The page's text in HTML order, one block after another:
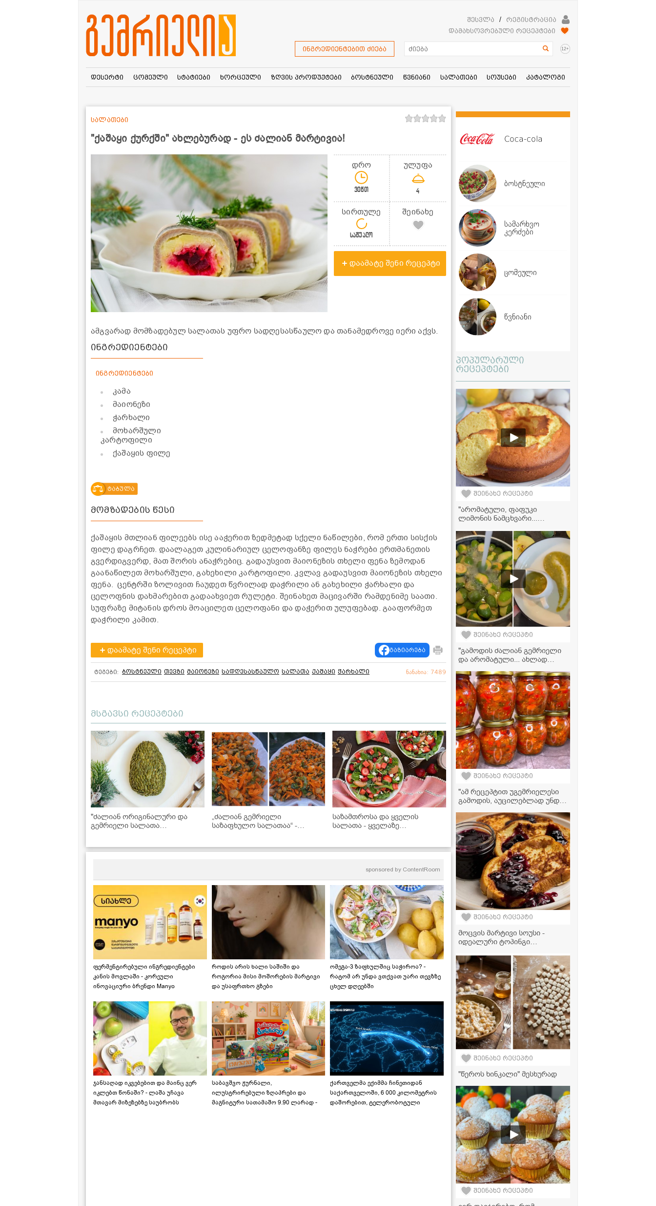
შესვლა /
რეგისტრაცია
დამახსოვრებული რეცეპტები
ინგრედიენტებით ძიება 12+
დესერტი ცომეული სტატიები ხორცეული ზღვის პროდუქტები ბოსტნეული წვნიანი სალათები სოუსები კატალოგი
"ქაშაყი ქურქში" ახლებურად - ეს ძალიან მარტივია!
სალათები
დრო
30წთ
ულუფა
4
სირთულე
საშუალო
შეინახე
დაამატე შენი რეცეპტი
ამგვარად მომზადებულ სალათას უფრო სადღესასწაულო და თანამედროვე იერი აქვს.
ინგრედიენტები
ინგრედიენტები
კამა
მაიონეზი
ჭარხალი
მოხარშული
კარტოფილი
ქაშაყის ფილე
ტაბულა
მომზადების წესი
ქაშაყის მთლიან ფილეებს ისე ააჭერით ზედმეტად სქელი ნაწილები, რომ ერთი სისქის
ფილე დაგრჩეთ. დაალაგეთ კულინარიულ ცელოფანზე ფილეს ნაჭრები ერთმანეთის
გვერდიგვერდ, მათ შორის ანაჭრებიც. გადაუსვით მაიონეზის თხელი ფენა ზემოდან
გაანაწილეთ მოხარშული, გახეხილი კარტოფილი. კვლავ გადაუსვით მაიონეზის თხელი
ფენა. ცენტრში ზოლივით ჩაუდეთ წვრილად დაჭრილი ან გახეხილი ჭარხალი და
ცელოფნის დახმარებით გადაახვიეთ რულეტი. შეინახეთ მაცივარში რამდენიმე საათი.
სუფრაზე მიტანის დროს მოაცილეთ ცელოფანი და დაჭერით ულუფებად. გააფორმეთ
დაჭრილი კამით.
დაამატე შენი რეცეპტი გაზიარება
ტეგები: ბოსტნეული თევზი მაიონეზი სადღესასწაულო სალათა ქაშაყი ჭარხალი ნანახია: 7489
მსგავსი რეცეპტები
"ძალიან ორიგინალური და
გემრიელი სალათა
„ძალიან გემრიელი
საზაფხულო სალათაა“ -
საზამთროსა და ყველის
სალათა - ყველაზე
sponsored by ContentRoom
ფერმენტირებული ინგრედიენტები
კანის მოვლაში - კორეული
ინოვაციური ბრენდი Manyo
როდის არის ხალი საშიში და
როგორია მისი მოშორების მარტივი
და უსაფრთხო გზები
ომეგა-3 ზაფხულშიც საჭიროა? -
რატომ არ უნდა ვთქვათ უარი თევზზე
ცხელ დღეებში
ჯანსაღად იკვებებით და მაინც ვერ
იკლებთ წონაში? - ლაშა უჩავა
მთავარ მიზეზებზე საუბრობს
საბავშვო ჟურნალი,
ილუსტრირებული ზღაპრები და
მაგნიტური სათამაშო 9.90 ლარად -
ქართველმა ექიმმა ჩინეთიდან
საქართველოში, 6 000 კილომეტრის
დაშორებით, ტელერობოტული
Coca-cola
ბოსტნეული
სამარხვო
კერძები
ცომეული
წვნიანი
პოპულარული
რეცეპტები
შეინახე რეცეპტი
"არომატული, ფაფუკი
ლიმონის ნამცხვარი...
გემრიელი დესერტი!" -
ვიდეორეცეპტი
შეინახე რეცეპტი
"გამოდის ძალიან გემრიელი
და არომატული... ახლად
მოგაგონებთ" - ფეიხოას
საწებლის ვიდეორეცეპტი
შეინახე რეცეპტი
"ამ რეცეპტით უგემრიელესი
გამოდის, აუცილებლად უნდა
კონსერვი მკითხველის
რეცეპტით
შეინახე რეცეპტი
მოცვის მარტივი სოუსი -
იდეალური ტოპინგი
ბლინებისთვის, ნაყინისთვის
და სხვა დესერტებისთვის
შეინახე რეცეპტი
"წეროს ხინკალი" მესხურად
შეინახე რეცეპტი